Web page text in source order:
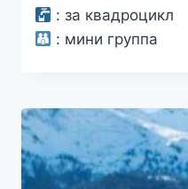
: за квадроцикл
: мини группа